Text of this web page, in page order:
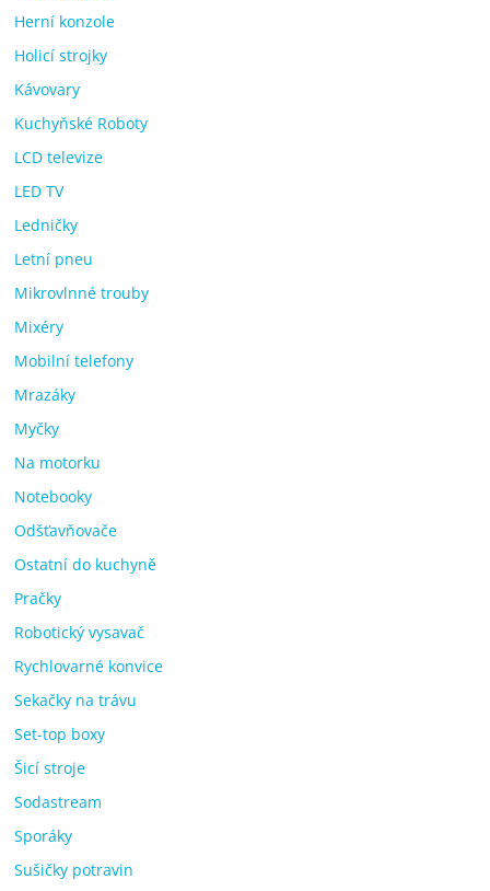
Herní konzole
Holicí strojky
Kávovary
Kuchyňské Roboty
LCD televize
LED TV
Ledničky
Letní pneu
Mikrovlnné trouby
Mixéry
Mobilní telefony
Mrazáky
Myčky
Na motorku
Notebooky
Odšťavňovače
Ostatní do kuchyně
Pračky
Robotický vysavač
Rychlovarné konvice
Sekačky na trávu
Set-top boxy
Šicí stroje
Sodastream
Sporáky
Sušičky potravin